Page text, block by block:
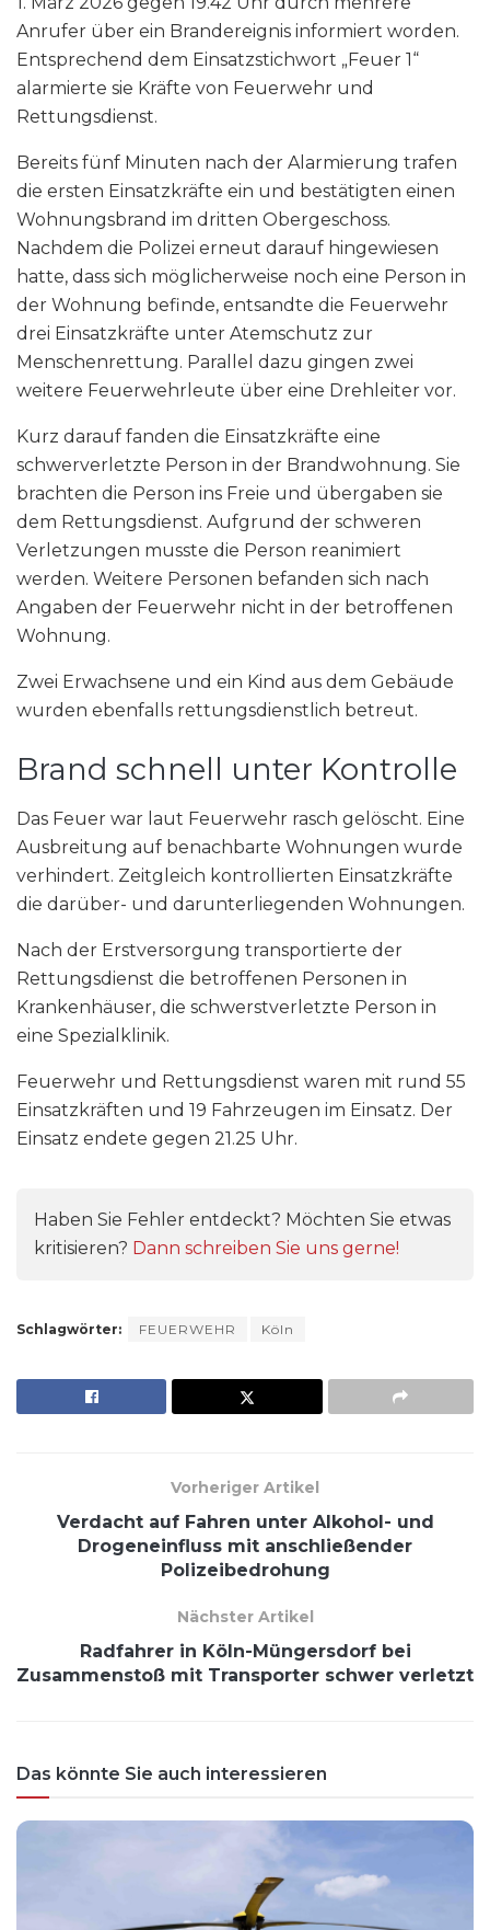
Anrufer über ein Brandereignis informiert worden.
Entsprechend dem Einsatzstichwort „Feuer 1“
alarmierte sie Kräfte von Feuerwehr und
Rettungsdienst.
Bereits fünf Minuten nach der Alarmierung trafen
die ersten Einsatzkräfte ein und bestätigten einen
Wohnungsbrand im dritten Obergeschoss.
Nachdem die Polizei erneut darauf hingewiesen
hatte, dass sich möglicherweise noch eine Person in
der Wohnung befinde, entsandte die Feuerwehr
drei Einsatzkräfte unter Atemschutz zur
Menschenrettung. Parallel dazu gingen zwei
weitere Feuerwehrleute über eine Drehleiter vor.
Kurz darauf fanden die Einsatzkräfte eine
schwerverletzte Person in der Brandwohnung. Sie
brachten die Person ins Freie und übergaben sie
dem Rettungsdienst. Aufgrund der schweren
Verletzungen musste die Person reanimiert
werden. Weitere Personen befanden sich nach
Angaben der Feuerwehr nicht in der betroffenen
Wohnung.
Zwei Erwachsene und ein Kind aus dem Gebäude
wurden ebenfalls rettungsdienstlich betreut.
Brand schnell unter Kontrolle
Das Feuer war laut Feuerwehr rasch gelöscht. Eine
Ausbreitung auf benachbarte Wohnungen wurde
verhindert. Zeitgleich kontrollierten Einsatzkräfte
die darüber- und darunterliegenden Wohnungen.
Nach der Erstversorgung transportierte der
Rettungsdienst die betroffenen Personen in
Krankenhäuser, die schwerstverletzte Person in
eine Spezialklinik.
Feuerwehr und Rettungsdienst waren mit rund 55
Einsatzkräften und 19 Fahrzeugen im Einsatz. Der
Einsatz endete gegen 21.25 Uhr.
Haben Sie Fehler entdeckt? Möchten Sie etwas
kritisieren? Dann schreiben Sie uns gerne!
Schlagwörter: FEUERWEHR Köln
Vorheriger Artikel
Verdacht auf Fahren unter Alkohol- und
Drogeneinfluss mit anschließender
Polizeibedrohung
Nächster Artikel
Radfahrer in Köln-Müngersdorf bei
Zusammenstoß mit Transporter schwer verletzt
Das könnte Sie auch interessieren